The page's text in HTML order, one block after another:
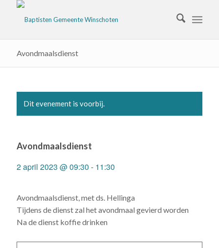
Avondmaalsdienst
Dit evenement is voorbij.
Avondmaalsdienst
2 april 2023 @ 09:30 - 11:30
Avondmaalsdienst, met ds. Hellinga
Tijdens de dienst zal het avondmaal gevierd worden
Na de dienst koffie drinken